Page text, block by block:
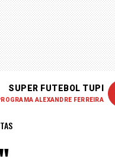
SUPER FUTEBOL TUPI
ALEXANDRE FERREIRA